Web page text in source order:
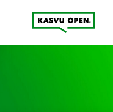
Kasvu Open